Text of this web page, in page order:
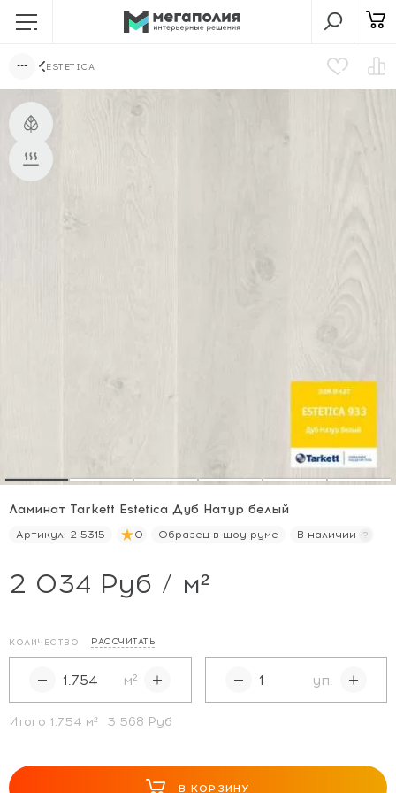
ESTETICA
Ламинат Tarkett Estetica Дуб Натур белый
Артикул: 2-5315 0 Образец в шоу-руме В наличии
2 034 Руб / м²
КОЛИЧЕСТВО РАССЧИТАТЬ
м² уп.
Итого 1.754 м² 3 568 Руб
В КОРЗИНУ